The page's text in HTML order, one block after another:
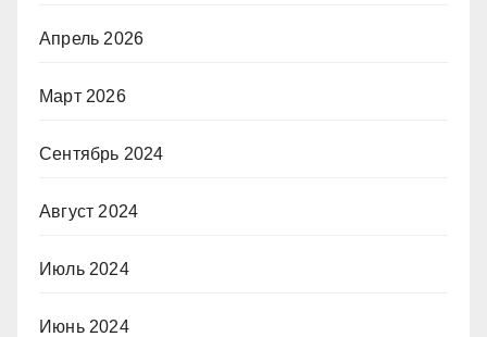
Апрель 2026
Март 2026
Сентябрь 2024
Август 2024
Июль 2024
Июнь 2024